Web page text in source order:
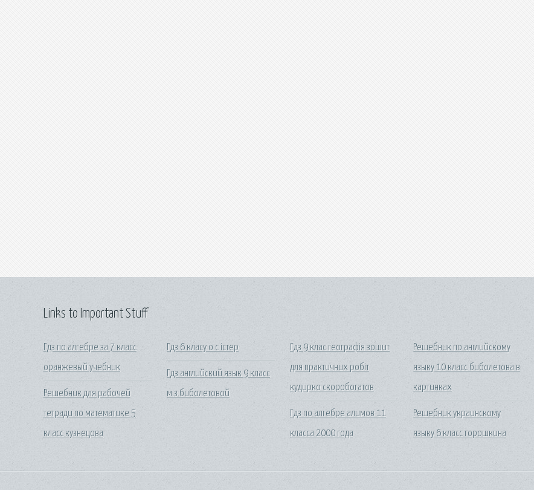
Links to Important Stuff
Гдз по алгебре за 7 класс
оранжевый учебник
Решебник для рабочей
тетради по математике 5
класс кузнецова
Гдз 6 класу о.с істер
Гдз английский язык 9 класс
м.з.биболетовой
Гдз 9 клас географія зошит
для практичних робіт
кудирко скоробогатов
Гдз по алгебре алимов 11
класса 2000 года
Решебник по английскому
языку 10 класс биболетова в
картинках
Решебник украинскому
языку 6 класс горошкина